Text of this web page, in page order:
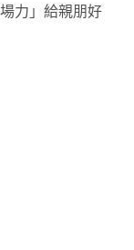
力」給親朋好